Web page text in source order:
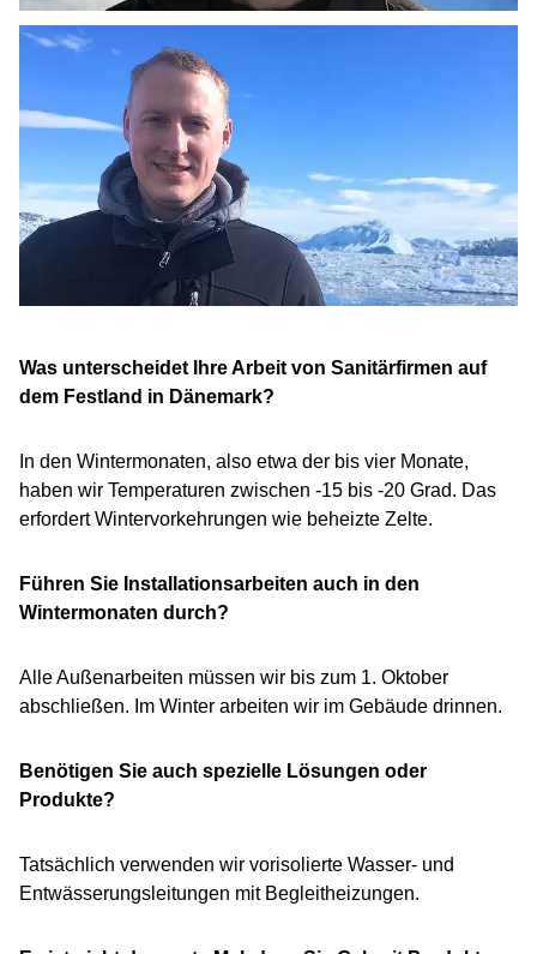
Was unterscheidet Ihre Arbeit von Sanitärfirmen auf
dem Festland in Dänemark?
In den Wintermonaten, also etwa der bis vier Monate,
haben wir Temperaturen zwischen -15 bis -20 Grad. Das
erfordert Wintervorkehrungen wie beheizte Zelte.
Führen Sie Installationsarbeiten auch in den
Wintermonaten durch?
Alle Außenarbeiten müssen wir bis zum 1. Oktober
abschließen. Im Winter arbeiten wir im Gebäude drinnen.
Benötigen Sie auch spezielle Lösungen oder
Produkte?
Tatsächlich verwenden wir vorisolierte Wasser- und
Entwässerungsleitungen mit Begleitheizungen.